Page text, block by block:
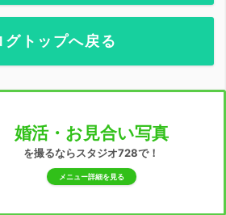
グトップへ戻る
婚活・お見合い写真
を撮るならスタジオ728で！
メニュー詳細を見る